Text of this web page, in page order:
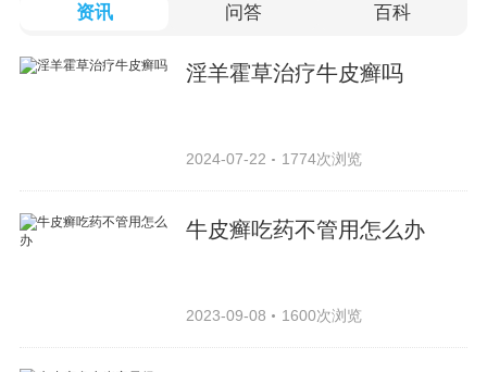
资讯 问答 百科
淫羊霍草治疗牛皮癣吗
2024-07-22 1774次浏览
牛皮癣吃药不管用怎么办
2023-09-08 1600次浏览